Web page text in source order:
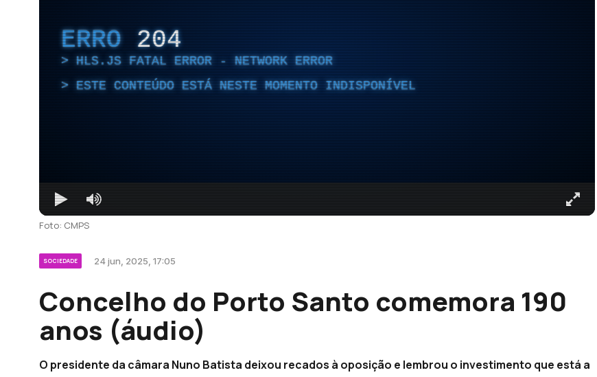
ERRO 204
HLS.JS FATAL ERROR - NETWORK ERROR
ESTE CONTEÚDO ESTÁ NESTE MOMENTO INDISPONÍVEL
Foto: CMPS
SOCIEDADE 24 jun, 2025, 17:05
Concelho do Porto Santo comemora 190
anos (áudio)
O presidente da câmara Nuno Batista deixou recados à oposição e lembrou o investimento que está a